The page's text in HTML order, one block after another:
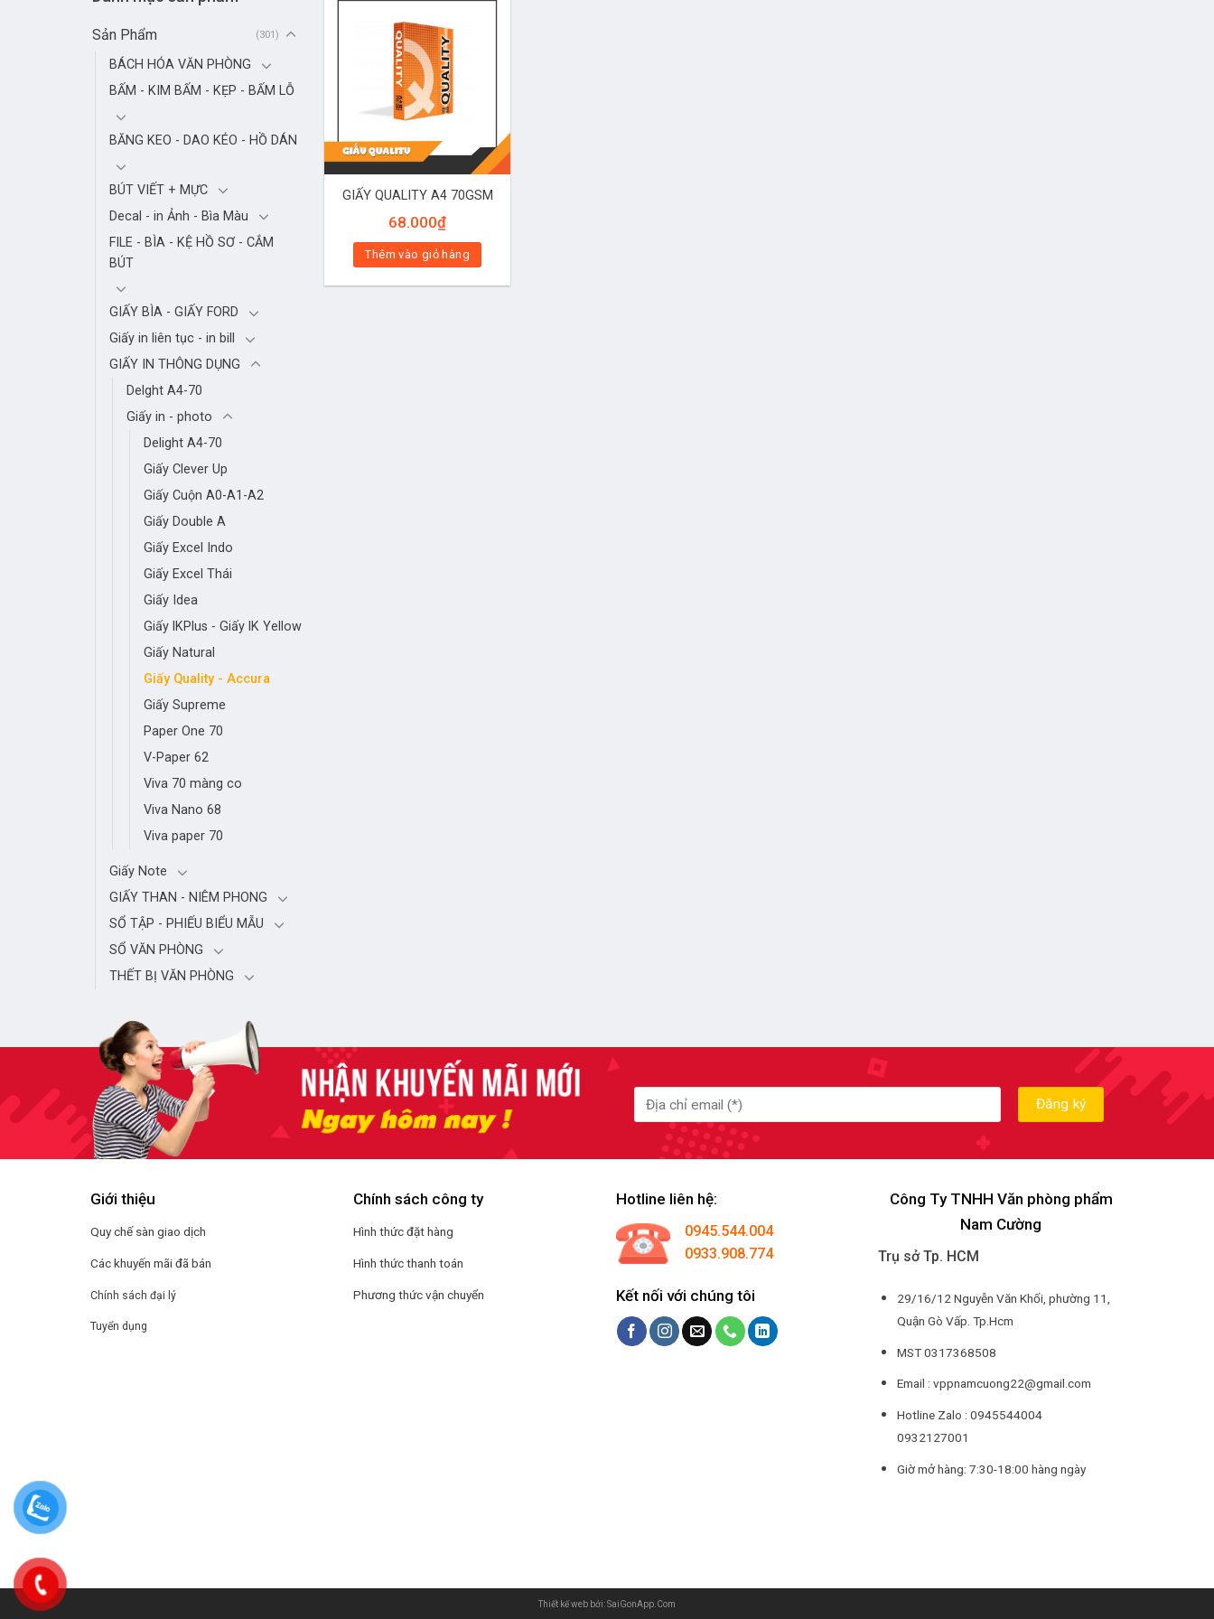
Sản Phẩm (301)
BÁCH HÓA VĂN PHÒNG
BẤM - KIM BẤM - KẸP - BẤM LỖ
BĂNG KEO - DAO KÉO - HỒ DÁN
BÚT VIẾT + MỰC
Decal - in Ảnh - Bìa Màu
FILE - BÌA - KỆ HỒ SƠ - CẮM
BÚT
GIẤY BÌA - GIẤY FORD
Giấy in liên tục - in bill
GIẤY IN THÔNG DỤNG
Delght A4-70
Giấy in - photo
Delight A4-70
Giấy Clever Up
Giấy Cuộn A0-A1-A2
Giấy Double A
Giấy Excel Indo
Giấy Excel Thái
Giấy Idea
Giấy lKPlus - Giấy lK Yellow
Giấy Natural
Giấy Quality - Accura
Giấy Supreme
Paper One 70
V-Paper 62
Viva 70 màng co
Viva Nano 68
Viva paper 70
Giấy Note
GIẤY THAN - NIÊM PHONG
SỔ TẬP - PHIẾU BIỂU MẪU
SỔ VĂN PHÒNG
THẾT BỊ VĂN PHÒNG
GIẤY QUALITY A4 70GSM
68.000₫
Thêm vào giỏ hàng
Giới thiệu
Quy chế sàn giao dịch
Các khuyến mãi đã bán
Chính sách đại lý
Tuyển dụng
Chính sách công ty
Hình thức đặt hàng
Hình thức thanh toán
Phương thức vận chuyển
Hotline liên hệ:
0945.544.004
0933.908.774
Kết nối với chúng tôi
Công Ty TNHH Văn phòng phẩm
Nam Cường
Trụ sở Tp. HCM
29/16/12 Nguyễn Văn Khối, phường 11,
Quận Gò Vấp. Tp.Hcm
MST 0317368508
Email : vppnamcuong22@gmail.com
Hotline Zalo : 0945544004
0932127001
Giờ mở hàng: 7:30-18:00 hàng ngày
Thiết kế web bởi: SaiGonApp.Com